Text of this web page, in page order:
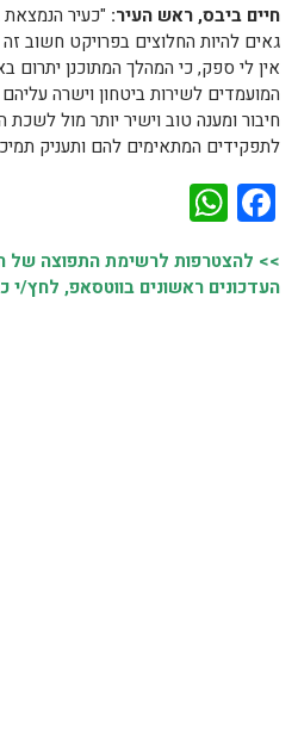
חיים ביבס, ראש העיר: "כעיר
גאים להיות החלוצים בפרויקט חשוב
אין לי ספק, כי המהלך המתוכנן יתרום
המועמדים לשירות ביטחון וישרה
חיבור ומענה טוב וישיר יותר מול
לתפקידים המתאימים להם ותעניק תמיכה
Facebook
>> להצטרפות לרשימת התפוצה של
העדכונים ראשונים בווטסאפ, לחץ/י